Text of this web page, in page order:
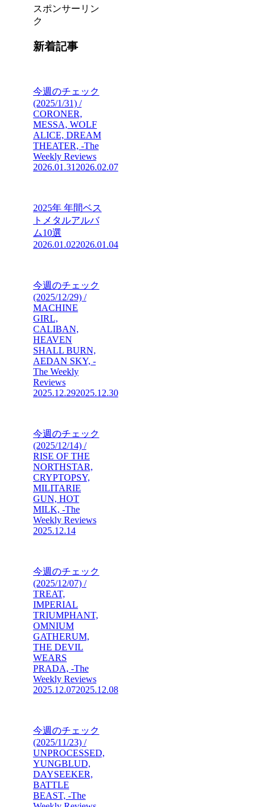
スポンサーリン
ク
新着記事
今週のチェック
(2025/1/31) /
CORONER,
MESSA, WOLF
ALICE, DREAM
THEATER, -The
Weekly Reviews
2026.01.31 2026.02.07
2025年 年間ベス
トメタルアルバ
ム10選
2026.01.022026.01.04
今週のチェック
(2025/12/29) /
MACHINE
GIRL,
CALIBAN,
HEAVEN
SHALL BURN,
AEDAN SKY, -
The Weekly
Reviews
2025.12.292025.12.30
今週のチェック
(2025/12/14) /
RISE OF THE
NORTHSTAR,
CRYPTOPSY,
MILITARIE
GUN, HOT
MILK, -The
Weekly Reviews
2025.12.14
今週のチェック
(2025/12/07) /
TREAT,
IMPERIAL
TRIUMPHANT,
OMNIUM
GATHERUM,
THE DEVIL
WEARS
PRADA, -The
Weekly Reviews
2025.12.072025.12.08
今週のチェック
(2025/11/23) /
UNPROCESSED,
YUNGBLUD,
DAYSEEKER,
BATTLE
BEAST, -The